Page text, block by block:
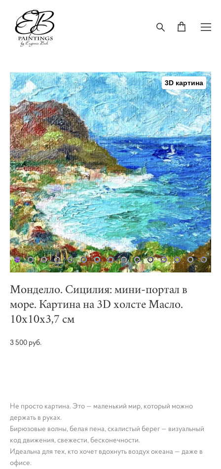
3D картина
Монделло. Сицилия: мини-портал в
море. Картина на 3D холсте Масло.
10х10х3,7 см
3 500 pуб.
Не просто картина. Это — маленький мир, который можно
держать в руках.
Бирюзовые волны, белая пена, скалистый берег — визуальный
код движения, свежести, бесконечности.
Идеальна для тех, кто хочет вдохнуть воздух океана — даже в
офисе.